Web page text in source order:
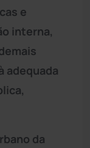
e
interna,
adequada
da